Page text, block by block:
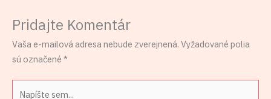
Pridajte Komentár
Vaša e-mailová adresa nebude zverejnená. Vyžadované polia
sú označené *